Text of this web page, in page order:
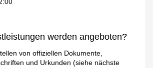
werden angeboten?
von offiziellen Dokumente,
und Urkunden (siehe nächste